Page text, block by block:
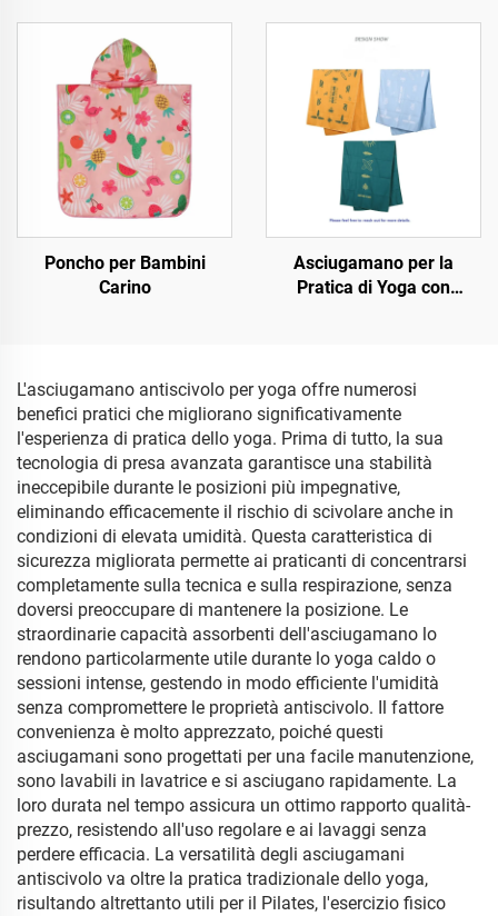
Poncho per Bambini
Carino
Asciugamano per la
Pratica di Yoga con
L'asciugamano antiscivolo per yoga offre numerosi
benefici pratici che migliorano significativamente
l'esperienza di pratica dello yoga. Prima di tutto, la sua
tecnologia di presa avanzata garantisce una stabilità
ineccepibile durante le posizioni più impegnative,
eliminando efficacemente il rischio di scivolare anche in
condizioni di elevata umidità. Questa caratteristica di
sicurezza migliorata permette ai praticanti di concentrarsi
completamente sulla tecnica e sulla respirazione, senza
doversi preoccupare di mantenere la posizione. Le
straordinarie capacità assorbenti dell'asciugamano lo
rendono particolarmente utile durante lo yoga caldo o
sessioni intense, gestendo in modo efficiente l'umidità
senza compromettere le proprietà antiscivolo. Il fattore
convenienza è molto apprezzato, poiché questi
asciugamani sono progettati per una facile manutenzione,
sono lavabili in lavatrice e si asciugano rapidamente. La
loro durata nel tempo assicura un ottimo rapporto qualità-
prezzo, resistendo all'uso regolare e ai lavaggi senza
perdere efficacia. La versatilità degli asciugamani
antiscivolo va oltre la pratica tradizionale dello yoga,
risultando altrettanto utili per il Pilates, l'esercizio fisico